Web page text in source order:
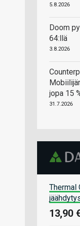
5.8.2026
Doom
64:llä
3.8.2026
jopa 15
31.7.2026
Thermal
13,90